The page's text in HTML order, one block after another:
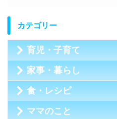
カテゴリー
育児・子育て
家事・暮らし
食・レシピ
ママのこと